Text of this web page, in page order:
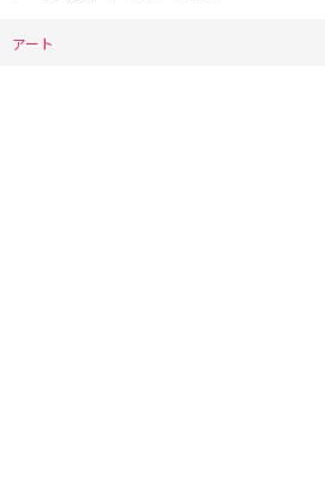
アート